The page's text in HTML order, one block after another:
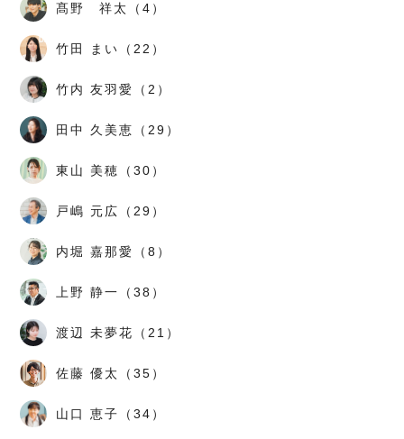
髙野 祥太（4）
竹田 まい（22）
竹内 友羽愛（2）
田中 久美恵（29）
東山 美穂（30）
戸嶋 元広（29）
内堀 嘉那愛（8）
上野 静一（38）
渡辺 未夢花（21）
佐藤 優太（35）
山口 恵子（34）